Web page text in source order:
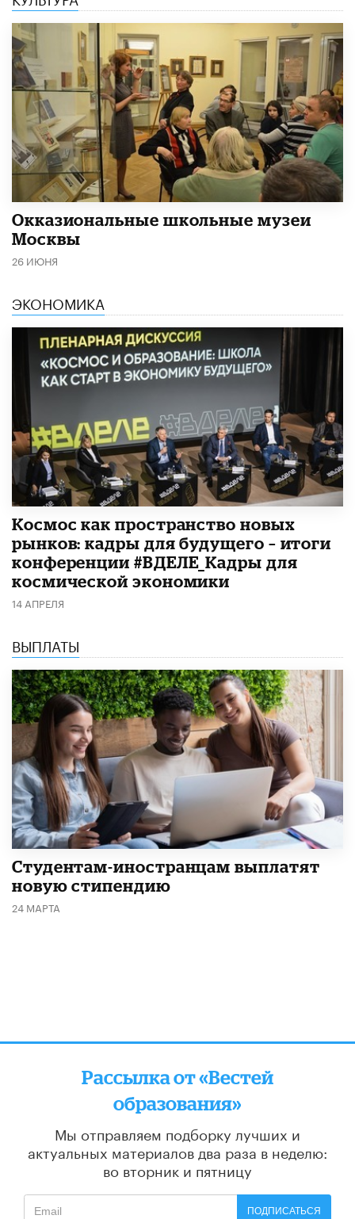
​Окказиональные школьные музеи
Москвы
26 ИЮНЯ
ЭКОНОМИКА
Космос как пространство новых
рынков: кадры для будущего – итоги
конференции #ВДЕЛЕ_Кадры для
космической экономики
14 АПРЕЛЯ
ВЫПЛАТЫ
Студентам-иностранцам выплатят
новую стипендию
24 МАРТА
Рассылка от «Вестей
образования»
Мы отправляем подборку лучших и
актуальных материалов два раза в неделю:
во вторник и пятницу
ПОДПИСАТЬСЯ